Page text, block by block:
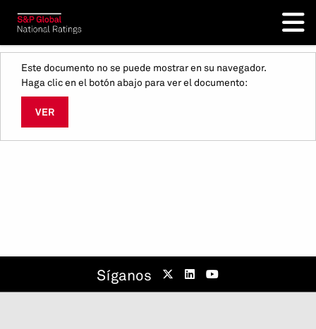
Este documento no se puede mostrar en su navegador.
Haga clic en el botón abajo para ver el documento:
VER
Síganos